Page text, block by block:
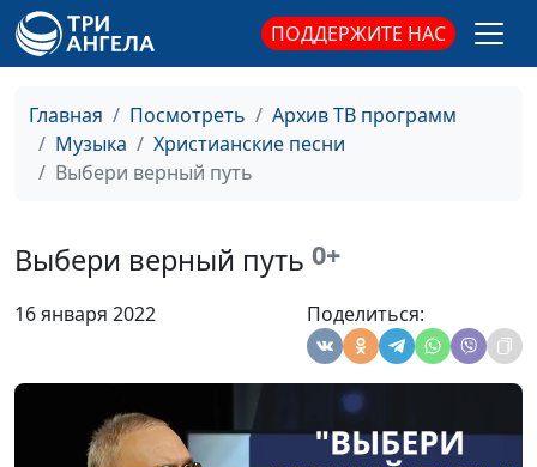
ПОДДЕРЖИТЕ НАС
Главная Посмотреть
Архив ТВ программ
Музыка
Христианские песни
Выбери верный путь
Выбери верный путь 0+
16 января 2022 Поделиться:
Радуга
Нина Качалова, Николай
Качалов,
#2030
Бога дар
Нина Качалова, Николай
Качалов,
Нина Качалова, Николай
концертмейстер
#2027
В каждом лепестке
Нина Качалова, Николай